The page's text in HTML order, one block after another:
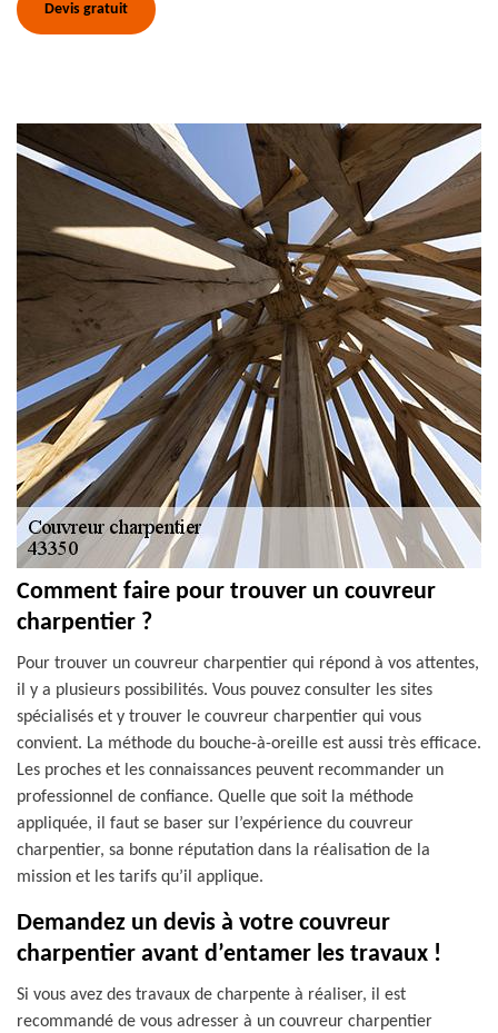
Devis gratuit
Comment faire pour trouver un couvreur
charpentier ?
Pour trouver un couvreur charpentier qui répond à vos attentes,
il y a plusieurs possibilités. Vous pouvez consulter les sites
spécialisés et y trouver le couvreur charpentier qui vous
convient. La méthode du bouche-à-oreille est aussi très efficace.
Les proches et les connaissances peuvent recommander un
professionnel de confiance. Quelle que soit la méthode
appliquée, il faut se baser sur l’expérience du couvreur
charpentier, sa bonne réputation dans la réalisation de la
mission et les tarifs qu’il applique.
Demandez un devis à votre couvreur
charpentier avant d’entamer les travaux !
Si vous avez des travaux de charpente à réaliser, il est
recommandé de vous adresser à un couvreur charpentier